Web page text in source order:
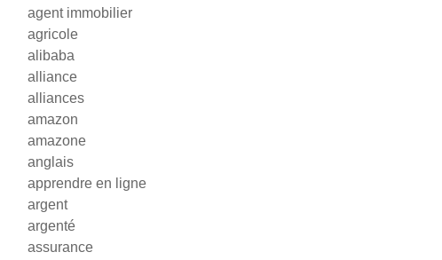
agent immobilier
agricole
alibaba
alliance
alliances
amazon
amazone
anglais
apprendre en ligne
argent
argenté
assurance